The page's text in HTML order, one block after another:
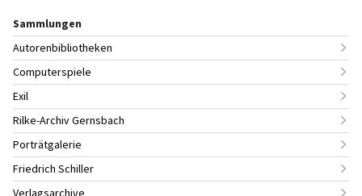
Sammlungen
Autorenbibliotheken
Computerspiele
Exil
Rilke-Archiv Gernsbach
Porträtgalerie
Friedrich Schiller
Verlagsarchive